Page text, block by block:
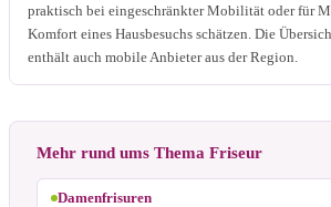
praktisch bei eingeschränkter Mobilität oder für
Komfort eines Hausbesuchs schätzen. Die
enthält auch mobile Anbieter aus der Region.
Mehr rund ums Thema Friseur
Damenfrisuren